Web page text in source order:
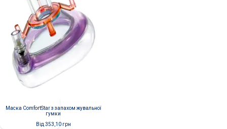
Маска ComfortStar з запахом жувальної
гумки
Від 353,10грн